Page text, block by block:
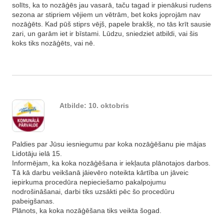
solīts, ka to nozāģēs jau vasarā, taču tagad ir pienākusi rudens
sezona ar stipriem vējiem un vētrām, bet koks joprojām nav
nozāģēts. Kad pūš stiprs vējš, papele brakšķ, no tās krīt sausie
zari, un garām iet ir bīstami. Lūdzu, sniedziet atbildi, vai šis
koks tiks nozāģēts, vai nē.
Atbilde: 10. oktobris
Paldies par Jūsu iesniegumu par koka nozāģēšanu pie mājas
Lidotāju ielā 15.
Informējam, ka koka nozāģēšana ir iekļauta plānotajos darbos.
Tā kā darbu veikšanā jāievēro noteikta kārtība un jāveic
iepirkuma procedūra nepieciešamo pakalpojumu
nodrošināšanai, darbi tiks uzsākti pēc šo procedūru
pabeigšanas.
Plānots, ka koka nozāģēšana tiks veikta šogad.